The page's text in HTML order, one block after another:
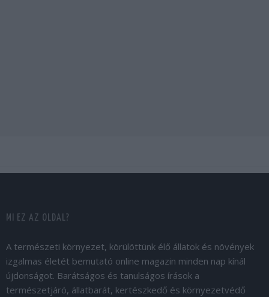
MI EZ AZ OLDAL?
A természeti környezet, körülöttünk élő állatok és növények
izgalmas életét bemutató online magazin minden nap kínál
újdonságot. Barátságos és tanulságos írások a
természetjáró, állatbarát, kertészkedő és környezetvédő